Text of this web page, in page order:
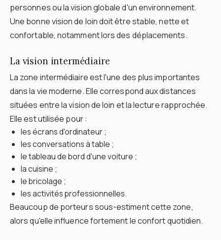
personnes ou la vision globale d'un environnement.
Une bonne vision de loin doit être stable, nette et
confortable, notamment lors des déplacements.
La vision intermédiaire
La zone intermédiaire est l'une des plus importantes
dans la vie moderne. Elle correspond aux distances
situées entre la vision de loin et la lecture rapprochée.
Elle est utilisée pour :
les écrans d'ordinateur ;
les conversations à table ;
le tableau de bord d'une voiture ;
la cuisine ;
le bricolage ;
les activités professionnelles.
Beaucoup de porteurs sous-estiment cette zone,
alors qu'elle influence fortement le confort quotidien.